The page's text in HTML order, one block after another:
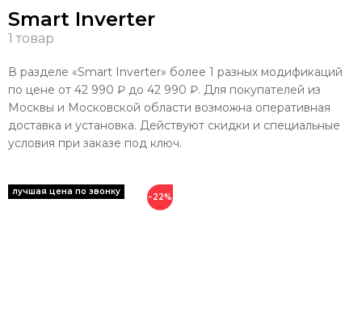
Smart Inverter
В разделе «Smart Inverter» более 1 разных модификаций
по цене от 42 990 ₽ до 42 990 ₽. Для покупателей из
Москвы и Московской области возможна оперативная
доставка и установка. Действуют скидки и специальные
условия при заказе под ключ.
−22%